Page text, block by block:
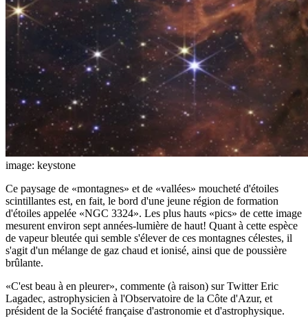
image: keystone
Ce paysage de «montagnes» et de «vallées» moucheté d'étoiles
scintillantes est, en fait, le bord d'une jeune région de formation
d'étoiles appelée «NGC 3324». Les plus hauts «pics» de cette image
mesurent environ sept années-lumière de haut! Quant à cette espèce
de vapeur bleutée qui semble s'élever de ces montagnes célestes, il
s'agit d'un mélange de gaz chaud et ionisé, ainsi que de poussière
brûlante.
«C'est beau à en pleurer», commente (à raison) sur Twitter Eric
Lagadec, astrophysicien à l'Observatoire de la Côte d'Azur, et
président de la Société française d'astronomie et d'astrophysique.